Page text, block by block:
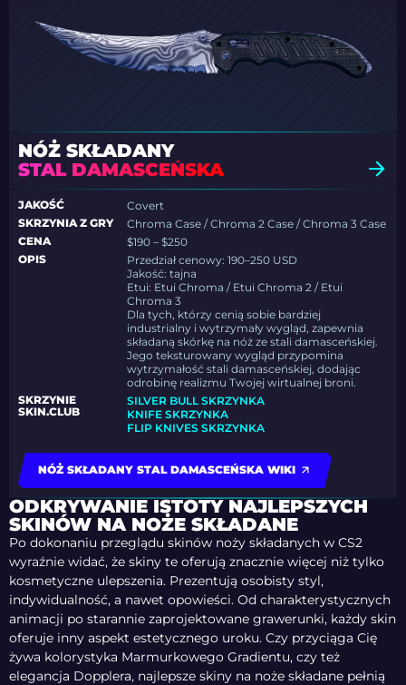
NÓŻ SKŁADANY
STAL DAMASCEŃSKA
JAKOŚĆ
Covert
SKRZYNIA Z GRY
Chroma Case / Chroma 2 Case / Chroma 3 Case
CENA
$190 – $250
OPIS
Przedział cenowy: 190–250 USD
Jakość: tajna
Etui: Etui Chroma / Etui Chroma 2 / Etui
Chroma 3
Dla tych, którzy cenią sobie bardziej
industrialny i wytrzymały wygląd, zapewnia
składaną skórkę na nóż ze stali damasceńskiej.
Jego teksturowany wygląd przypomina
wytrzymałość stali damasceńskiej, dodając
odrobinę realizmu Twojej wirtualnej broni.
SKRZYNIE
SKIN.CLUB
SILVER BULL SKRZYNKA
KNIFE SKRZYNKA
FLIP KNIVES SKRZYNKA
NÓŻ SKŁADANY STAL DAMASCEŃSKA WIKI
ODKRYWANIE ISTOTY NAJLEPSZYCH
SKINÓW NA NOŻE SKŁADANE
Po dokonaniu przeglądu skinów noży składanych w CS2
wyraźnie widać, że skiny te oferują znacznie więcej niż tylko
kosmetyczne ulepszenia. Prezentują osobisty styl,
indywidualność, a nawet opowieści. Od charakterystycznych
animacji po starannie zaprojektowane grawerunki, każdy skin
oferuje inny aspekt estetycznego uroku. Czy przyciąga Cię
żywa kolorystyka Marmurkowego Gradientu, czy też
elegancja Dopplera, najlepsze skiny na noże składane pełnią